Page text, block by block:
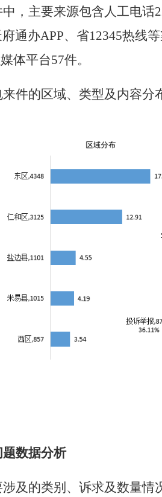
，主要来源包含人工电话
通办APP、省12345热线等
体平台57件。
件的区域、类型及内容分
题数据分析
及的类别、 诉求及数量情